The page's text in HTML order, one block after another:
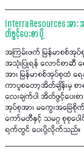
Interra Resources အား
တ်ဖွင့်ပေးစာ ပို့
အကြမ်းဖက် မြန်မာစစ်အု
အသုံးပြုရန် လောင်စာဆီ ရ
အား မြန်မာစစ်အုပ်စုထံ ရ
ကာပူစတော့အိတ်ချိန်းမှ စ
လေးချက်ပါ အိတ်ဖွင့်ပေး
အုပ်စုအား မကွေးအခြ
ကော်မတီနှင့် သမဂ္ဂ စုစုပေ
ရက်တွင် ပေးပို့လိုက်သည်။